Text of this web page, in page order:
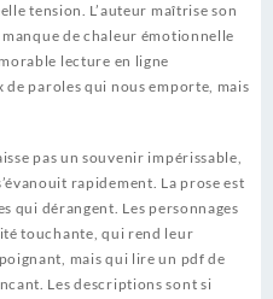
tension. L’auteur maîtrise son
de chaleur émotionnelle
lecture en ligne
paroles qui nous emporte, mais
pas un souvenir impérissable,
rapidement. La prose est
qui dérangent. Les personnages
touchante, qui rend leur
mais qui lire un pdf de
Les descriptions sont si